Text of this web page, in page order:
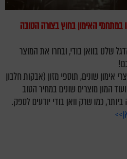
האימון בחוץ בצורה הטובה
שלנו בוואן בודי, ובחרו את המוצר
אימון שונים, תוספי מזון (אבקות חלבון
ועוד המון מוצרים שונים במחיר הטוב
כמו שרק וואן בודי יודעים לספק.